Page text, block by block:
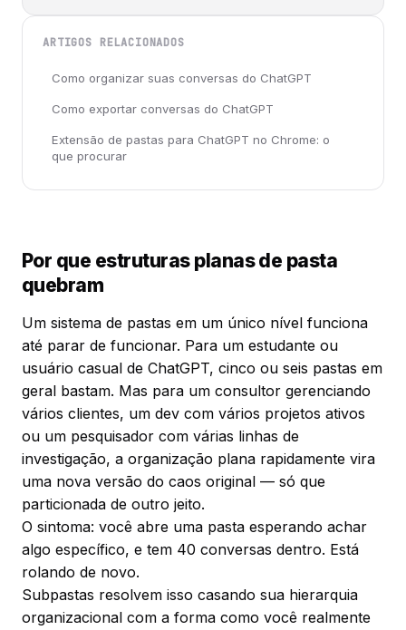
Por que estruturas planas de pasta
quebram
Um sistema de pastas em um único nível funciona
até parar de funcionar. Para um estudante ou
usuário casual de ChatGPT, cinco ou seis pastas em
geral bastam. Mas para um consultor gerenciando
vários clientes, um dev com vários projetos ativos
ou um pesquisador com várias linhas de
investigação, a organização plana rapidamente vira
uma nova versão do caos original — só que
particionada de outro jeito.
O sintoma: você abre uma pasta esperando achar
algo específico, e tem 40 conversas dentro. Está
rolando de novo.
Subpastas resolvem isso casando sua hierarquia
organizacional com a forma como você realmente
ARTIGOS RELACIONADOS
Como organizar suas conversas do ChatGPT
Como exportar conversas do ChatGPT
Extensão de pastas para ChatGPT no Chrome: o
que procurar